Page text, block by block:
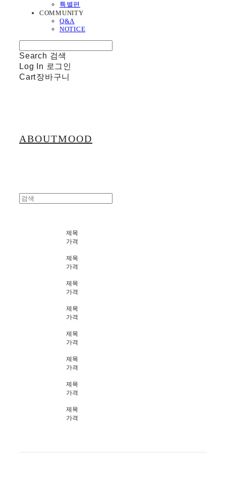
특별편
COMMUNITY
Q&A
NOTICE
Search 검색
Log In 로그인
Cart장바구니
ABOUTMOOD
제목
가격
제목
가격
제목
가격
제목
가격
제목
가격
제목
가격
제목
가격
제목
가격